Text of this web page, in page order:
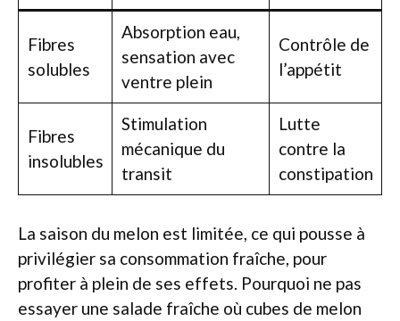
Fibres
solubles
Absorption eau,
sensation avec
ventre plein
Contrôle de
l’appétit
Fibres
insolubles
Stimulation
mécanique du
transit
Lutte
contre la
constipation
La saison du melon est limitée, ce qui pousse à
privilégier sa consommation fraîche, pour
profiter à plein de ses effets. Pourquoi ne pas
essayer une salade fraîche où cubes de melon